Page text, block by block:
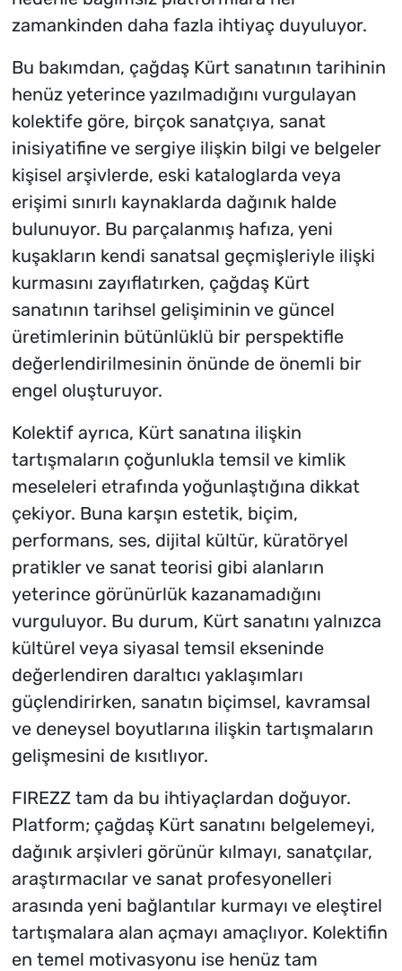
zamankinden daha fazla ihtiyaç duyuluyor.
Bu bakımdan, çağdaş Kürt sanatının tarihinin
henüz yeterince yazılmadığını vurgulayan
kolektife göre, birçok sanatçıya, sanat
inisiyatifine ve sergiye ilişkin bilgi ve belgeler
kişisel arşivlerde, eski kataloglarda veya
erişimi sınırlı kaynaklarda dağınık halde
bulunuyor. Bu parçalanmış hafıza, yeni
kuşakların kendi sanatsal geçmişleriyle ilişki
kurmasını zayıflatırken, çağdaş Kürt
sanatının tarihsel gelişiminin ve güncel
üretimlerinin bütünlüklü bir perspektifle
değerlendirilmesinin önünde de önemli bir
engel oluşturuyor.
Kolektif ayrıca, Kürt sanatına ilişkin
tartışmaların çoğunlukla temsil ve kimlik
meseleleri etrafında yoğunlaştığına dikkat
çekiyor. Buna karşın estetik, biçim,
performans, ses, dijital kültür, küratöryel
pratikler ve sanat teorisi gibi alanların
yeterince görünürlük kazanamadığını
vurguluyor. Bu durum, Kürt sanatını yalnızca
kültürel veya siyasal temsil ekseninde
değerlendiren daraltıcı yaklaşımları
güçlendirirken, sanatın biçimsel, kavramsal
ve deneysel boyutlarına ilişkin tartışmaların
gelişmesini de kısıtlıyor.
FIREZZ tam da bu ihtiyaçlardan doğuyor.
Platform; çağdaş Kürt sanatını belgelemeyi,
dağınık arşivleri görünür kılmayı, sanatçılar,
araştırmacılar ve sanat profesyonelleri
arasında yeni bağlantılar kurmayı ve eleştirel
tartışmalara alan açmayı amaçlıyor. Kolektifin
en temel motivasyonu ise henüz tam